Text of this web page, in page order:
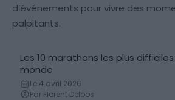
d’événements pour vivre des
palpitants.
Les 10 marathons les plus
monde
Le 4 avril 2026
Par Florent Delbos